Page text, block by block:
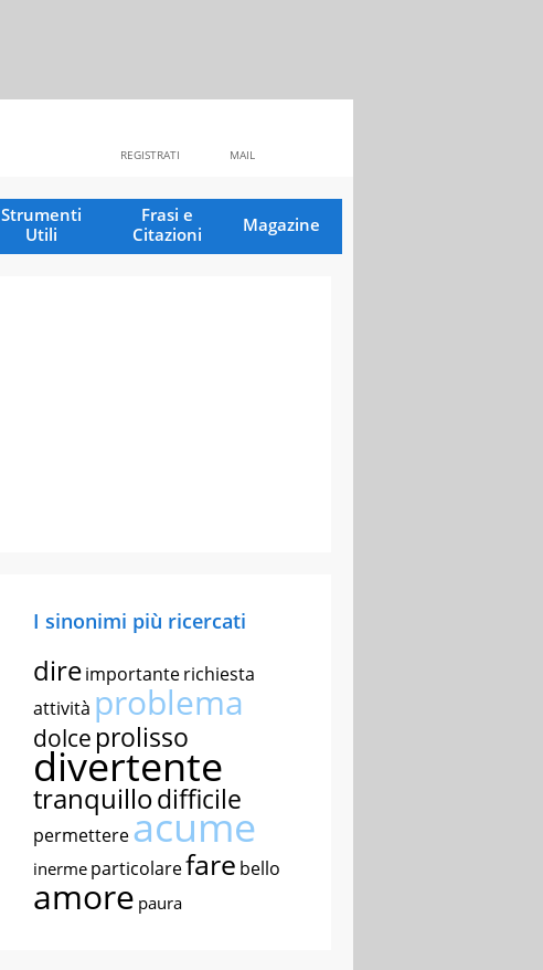
MAIL
REGISTRATI
Strumenti
Utili
Frasi e
Citazioni
Magazine
I sinonimi più ricercati
direimportanterichiesta
attività problema
dolce prolisso
divertente
tranquillodifficile
permettereacume
inerme particolarefare bello
amore paura